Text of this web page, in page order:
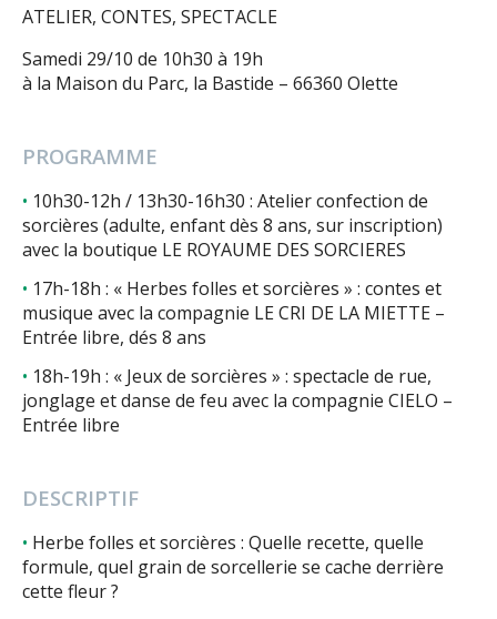
ATELIER, CONTES, SPECTACLE
Samedi 29/10 de 10h30 à 19h
à la Maison du Parc, la Bastide – 66360 Olette
PROGRAMME
10h30-12h / 13h30-16h30 : Atelier confection de
sorcières (adulte, enfant dès 8 ans, sur inscription)
avec la boutique LE ROYAUME DES SORCIERES
17h-18h : « Herbes folles et sorcières » : contes et
musique avec la compagnie LE CRI DE LA MIETTE –
Entrée libre, dés 8 ans
18h-19h : « Jeux de sorcières » : spectacle de rue,
jonglage et danse de feu avec la compagnie CIELO –
Entrée libre
DESCRIPTIF
Herbe folles et sorcières : Quelle recette, quelle
formule, quel grain de sorcellerie se cache derrière
cette fleur ?